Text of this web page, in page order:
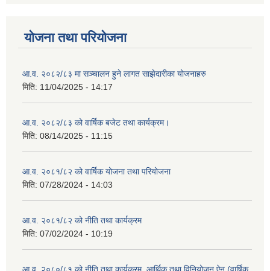
योजना तथा परियोजना
आ.व. २०८२/८३ मा सञ्चालन हुने लागत साझेदारीका योजनाहरु
मिति: 11/04/2025 - 14:17
आ.व. २०८२/८३ को वार्षिक बजेट तथा कार्यक्रम।
मिति: 08/14/2025 - 11:15
आ.व. २०८१/८२ को वार्षिक योजना तथा परियोजना
मिति: 07/28/2024 - 14:03
आ.व. २०८१/८२ को नीति तथा कार्यक्रम
मिति: 07/02/2024 - 10:19